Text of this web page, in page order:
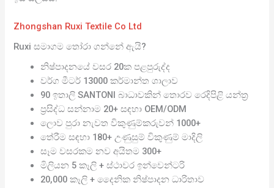
Zhongshan Ruxi Textile Co Ltd
Ruxi සමාගම තෝරා ගන්නේ ඇයි?
නිෂ්පාදනයේ වසර 20ක පළපුරුද්ද
වර්ග මීටර් 13000 කර්මාන්ත ශාලාව
90 ඉතාලි SANTONI බාධාවකින් තොරව රෙදිපිළි යන්ත්‍ර
ප්‍රසිද්ධ සන්නාම 20+ සඳහා OEM/ODM
ලොව පුරා නැවත විකුණුම්කරුවන් 1000+
තේරීම සඳහා 180+ උණුසුම් විකුණුම් මාදිලි
සෑම වසරකම නව අයිතම 300+
මිලියන 5 කෑලි + ස්ථාවර ඉන්වෙන්ටරි
20,000 කෑලි + දෛනික නිෂ්පාදන ධාරිතාව